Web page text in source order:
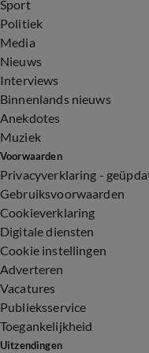
Sport
Politiek
Media
Nieuws
Interviews
Binnenlands nieuws
Anekdotes
Muziek
Voorwaarden
Privacyverklaring -
Gebruiksvoorwaarden
Cookieverklaring
Digitale diensten
Cookie instellingen
Adverteren
Vacatures
Publieksservice
Toegankelijkheid
Uitzendingen